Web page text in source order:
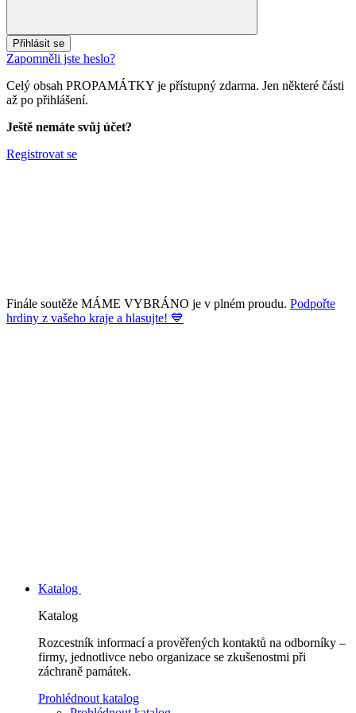
Přihlásit se
Zapomněli jste heslo?
Celý obsah PROPAMÁTKY je přístupný zdarma. Jen některé části
až po přihlášení.
Ještě nemáte svůj účet?
Registrovat se
Finále soutěže MÁME VYBRÁNO je v plném proudu. Podpořte
hrdiny z vašeho kraje a hlasujte! 💙
Katalog
Katalog
Rozcestník informací a prověřených kontaktů na odborníky –
firmy, jednotlivce nebo organizace se zkušenostmi při
záchraně památek.
Prohlédnout katalog